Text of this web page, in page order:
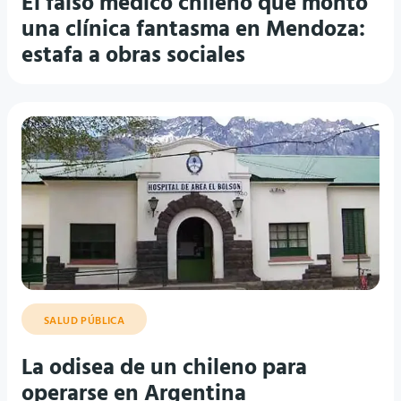
una clínica fantasma en Mendoza:
estafa a obras sociales
SALUD PÚBLICA
La odisea de un chileno para